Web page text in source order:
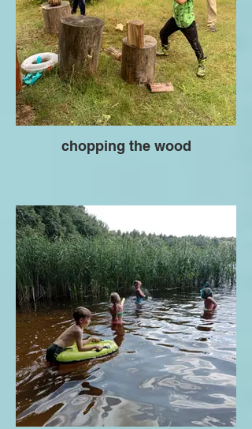
chopping the wood